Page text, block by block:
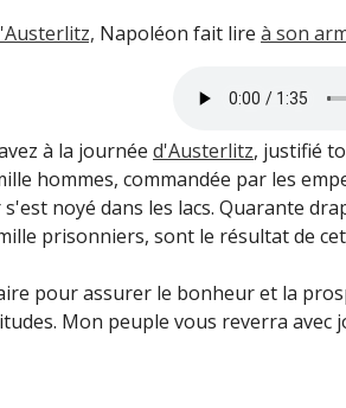
Napoléon fait lire à son
à la journée d'Austerlitz, justifié
hommes, commandée par les
noyé dans les lacs. Quarante
prisonniers, sont le résultat de
pour assurer le bonheur et la
Mon peuple vous reverra avec